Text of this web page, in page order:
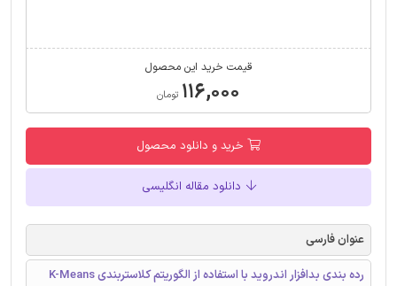
قیمت خرید این محصول
۱۱۶,۰۰۰ تومان
خرید و دانلود محصول
دانلود مقاله انگلیسی
عنوان فارسی
رده بندی بدافزار اندروید با استفاده از الگوریتم کلاستربندی K-Means